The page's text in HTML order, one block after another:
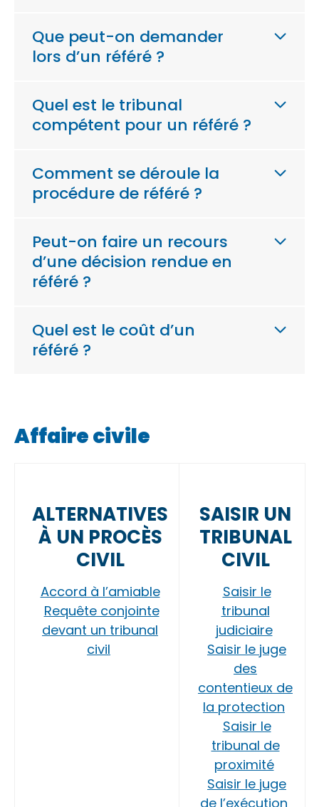
Que peut-on demander
lors d’un référé ?
Quel est le tribunal
compétent pour un référé ?
Comment se déroule la
procédure de référé ?
Peut-on faire un recours
d’une décision rendue en
référé ?
Quel est le coût d’un
référé ?
Affaire civile
ALTERNATIVES
À UN PROCÈS
CIVIL
Accord à l’amiable
Requête conjointe
devant un tribunal
civil
SAISIR UN
TRIBUNAL
CIVIL
Saisir le
tribunal
judiciaire
Saisir le juge
des
contentieux de
la protection
Saisir le
tribunal de
proximité
Saisir le juge
de l’exécution